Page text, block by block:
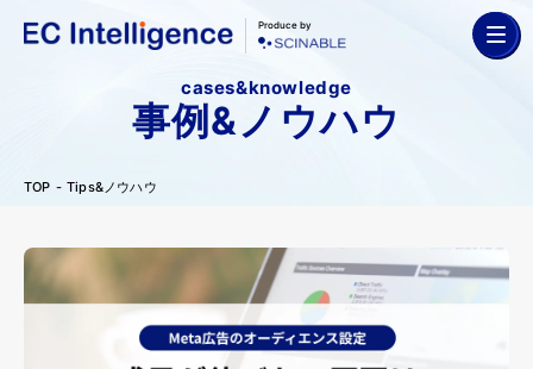
Produce by
cases&knowledge
事例&ノウハウ
TOP Tips&ノウハウ